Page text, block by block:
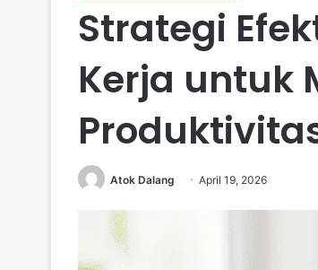
Strategi
Kerja untuk
Atok Dalang April 19, 2026